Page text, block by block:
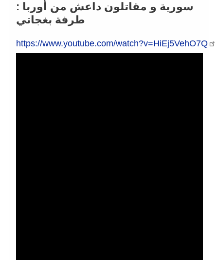
سورية و مقاتلون داعش من أوربا :
طرفة بغجاتي
https://www.youtube.com/watch?v=HiEj5VehO7Q